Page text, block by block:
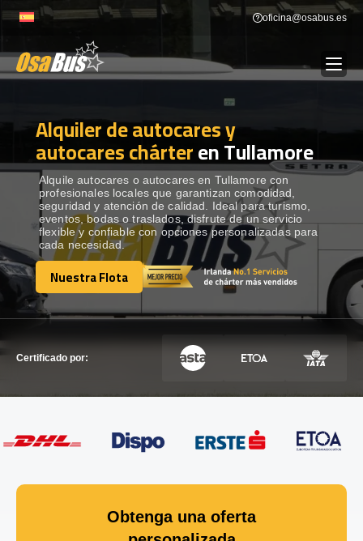
to
oficina@osabus.es
ALQUILER DE AUTOCARES
DESTINOS Show dropdown
RECORRIDAS Show dropdown
FLOTA
Alquiler de autocares y
autocares chárteren Tullamore
Alquile autocares o autocares en Tullamore con
profesionales locales que garantizan comodidad,
seguridad y atención de calidad. Ideal para turismo,
eventos, bodas o traslados, disfrute de un servicio
flexible y confiable con opciones personalizadas para
cada necesidad.
Nuestra Flota
Nuestra Flota
Certificado por:
Obtenga una oferta